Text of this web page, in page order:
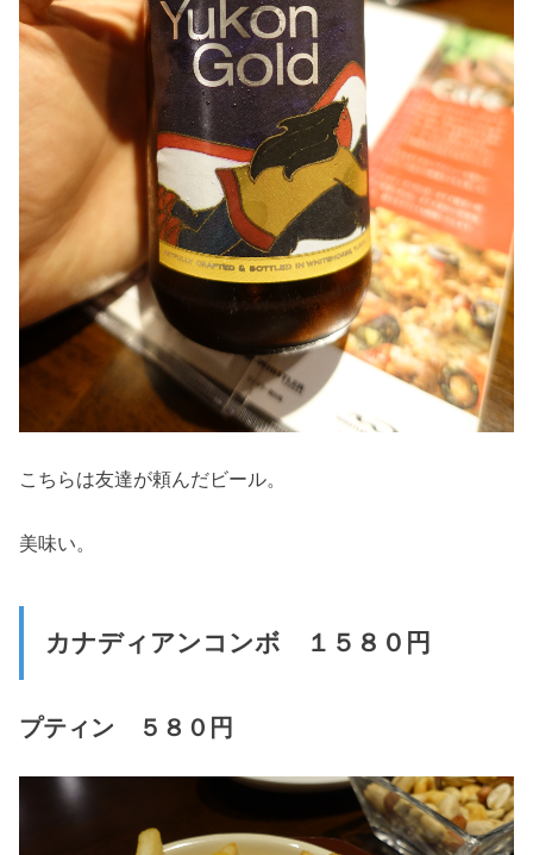
こちらは友達が頼んだビール。
美味い。
カナディアンコンボ １５８０円
プティン ５８０円